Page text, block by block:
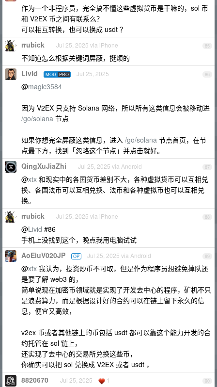
作为一个非程序员，完全搞不懂这些虚拟货币是干嘛的，sol 币
和 V2EX 币之间有联系么？
可以相互转换，也可以换成 usdt ？
85
rrubick Jul 25, 2025 via iPhone
不知道怎么根据关键词屏蔽，挺烦的
86
Livid MOD PRO Jul 25, 2025
@magic3584
因为 V2EX 只支持 Solana 网络，所以所有这类信息会被移动进
/go/solana 节点
如果你想完全屏蔽这类信息，进入 /go/solana 节点首页，在节
点最下方，找到「忽略这个节点」并点击就好。
87
QingXuJiaZhi Jul 25, 2025 via Android
@xtx 和现实中的各国货币差别不大，各种虚拟货币可以互相兑
换、各国法币可以互相兑换、法币和各种虚拟币也可以互相兑
换。
88
rrubick Jul 25, 2025 via iPhone
@Livid #86
手机上没找到这个，晚点我用电脑试试
89
AoEiuV020JP OP Jul 25, 2025 via Android
@xtx 我认为，投资炒币不可取，但是作为程序员想避免掉队还
是要了解 web3 的，
简单说现在加密币领域就是实现了开发去中心的程序，矿机不只
是浪费算力，而是根据设计好的合约可以在链上留下永久的信
息，便宜又高效，
v2ex 币或者其他链上的币包括 usdt 都可以靠这个能力开发的合
约托管在 sol 链上，
还实现了去中心的交易所兑换这些币，
你确实可以把 sol 兑换成 V2EX 或者 usdt ，
90
8820670 Jul 25, 2025 1